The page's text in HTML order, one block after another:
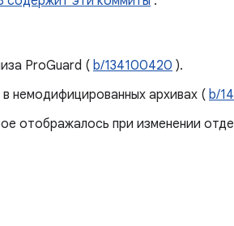
ProGuard ( b/134100420 ).
немодифицированных архивах ( b/
отображалось при изменении